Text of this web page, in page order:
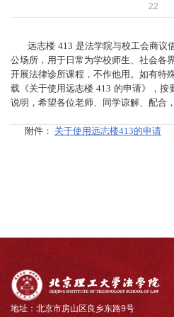
22
远志楼 413 是法学院与校工会商议
公场所，用于日常为学校师生、社会各
开展法律诊所课程，不作他用。如有特
载《关于使用远志楼 413 的申请》，按
说明，希望各位老师、同学谅解、配合，
附件： 关于使用远志楼413的申请
地址：北京市房山区良乡东路9号